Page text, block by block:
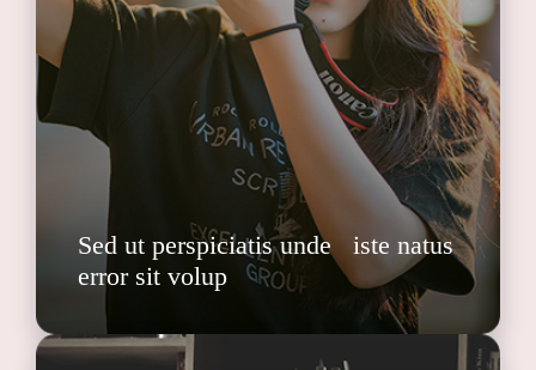
Sed ut perspiciatis unde iste natus
error sit volup